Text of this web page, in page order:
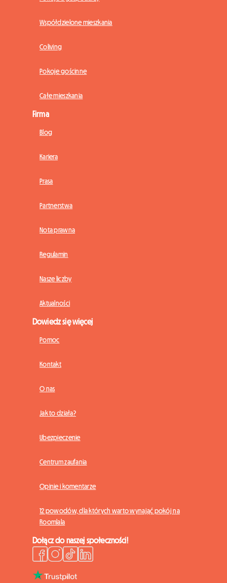
Współdzielone mieszkania
Coliving
Pokoje gościnne
Całe mieszkania
Firma
Blog
Kariera
Prasa
Partnerstwa
Nota prawna
Regulamin
Nasze liczby
Aktualności
Dowiedz się więcej
Pomoc
Kontakt
O nas
Jak to działa?
Ubezpieczenie
Centrum zaufania
Opinie i komentarze
12 powodów, dla których warto wynająć pokój na
Roomlala
Dołącz do naszej społeczności!